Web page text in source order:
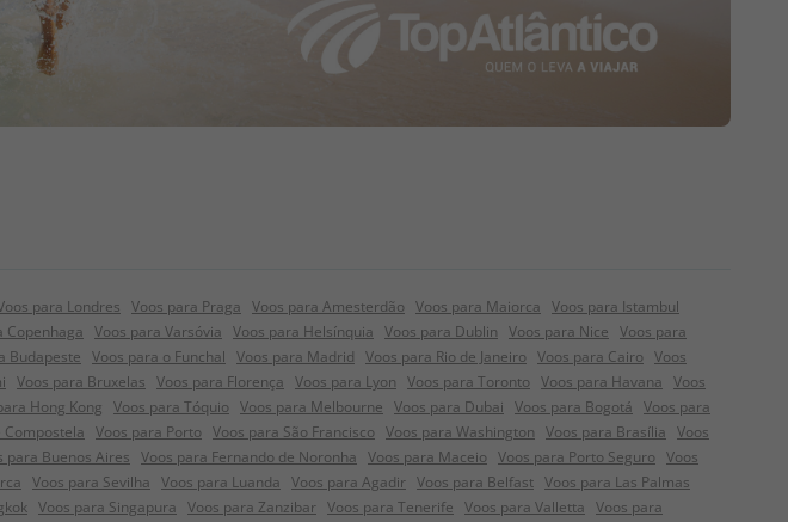
para Londres Voos para Praga Voos para Amesterdão Voos para Maiorca Voos para Istambul
Copenhaga Voos para Varsóvia Voos para Helsínquia Voos para Dublin Voos para Nice Voos para
Budapeste Voos para o Funchal Voos para Madrid Voos para Rio de Janeiro Voos para Cairo Voos
Voos para Bruxelas Voos para Florença Voos para Lyon Voos para Toronto Voos para Havana Voos
Hong Kong Voos para Tóquio Voos para Melbourne Voos para Dubai Voos para Bogotá Voos para
Compostela Voos para Porto Voos para São Francisco Voos para Washington Voos para Brasília Voos
para Buenos Aires Voos para Fernando de Noronha Voos para Maceio Voos para Porto Seguro Voos
Voos para Sevilha Voos para Luanda Voos para Agadir Voos para Belfast Voos para Las Palmas
Voos para Singapura Voos para Zanzibar Voos para Tenerife Voos para Valletta Voos para